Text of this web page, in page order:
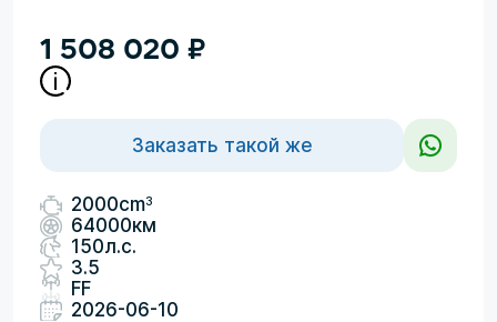
1 508 020 ₽
Заказать такой же
2000cm3
64000км
150л.с.
3.5
FF
2026-06-10